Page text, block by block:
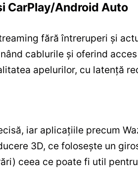
CarPlay/Android Auto
fără întreruperi și
cablurile și oferind
apelurilor, cu latență
iar aplicațiile precum
3D, ce folosește un
ceea ce poate fi util